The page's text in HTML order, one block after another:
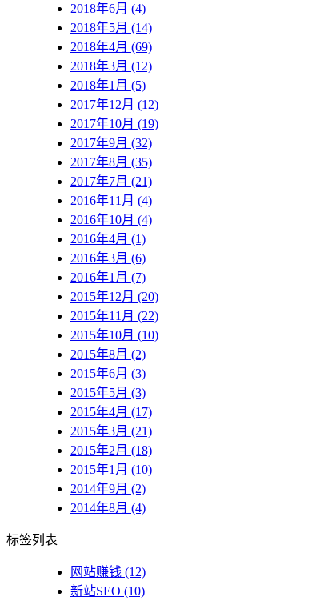
2018年6月 (4)
2018年5月 (14)
2018年4月 (69)
2018年3月 (12)
2018年1月 (5)
2017年12月 (12)
2017年10月 (19)
2017年9月 (32)
2017年8月 (35)
2017年7月 (21)
2016年11月 (4)
2016年10月 (4)
2016年4月 (1)
2016年3月 (6)
2016年1月 (7)
2015年12月 (20)
2015年11月 (22)
2015年10月 (10)
2015年8月 (2)
2015年6月 (3)
2015年5月 (3)
2015年4月 (17)
2015年3月 (21)
2015年2月 (18)
2015年1月 (10)
2014年9月 (2)
2014年8月 (4)
标签列表
网站赚钱 (12)
新站SEO (10)